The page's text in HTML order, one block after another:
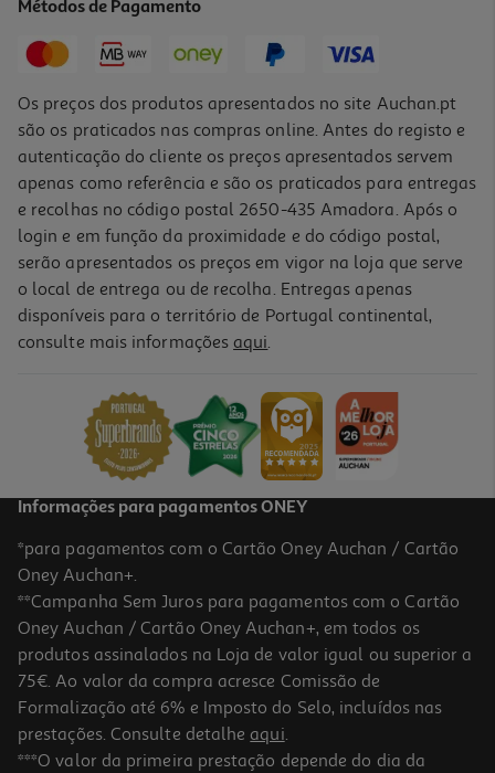
11,90 € PVP de editor
-10%
Livro Gatita Catita - Astronauta De Grace Habib
PVP de editor
Tu És Brilhante!
Métodos de Pagamento
Os preços dos produtos apresentados no site Auchan.pt
são os praticados nas compras online. Antes do registo e
autenticação do cliente os preços apresentados servem
apenas como referência e são os praticados para entregas
e recolhas no código postal 2650-435 Amadora. Após o
login e em função da proximidade e do código postal,
serão apresentados os preços em vigor na loja que serve
o local de entrega ou de recolha. Entregas apenas
disponíveis para o território de Portugal continental,
consulte mais informações aqui.
Informações para pagamentos ONEY
*para pagamentos com o Cartão Oney Auchan / Cartão
Oney Auchan+.
**Campanha Sem Juros para pagamentos com o Cartão
Oney Auchan / Cartão Oney Auchan+, em todos os
produtos assinalados na Loja de valor igual ou superior a
75€. Ao valor da compra acresce Comissão de
Formalização até 6% e Imposto do Selo, incluídos nas
prestações. Consulte detalhe aqui.
***O valor da primeira prestação depende do dia da